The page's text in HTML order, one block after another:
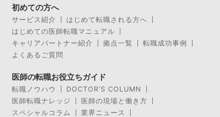
初めての方へ
サービス紹介
はじめて転職される方へ
はじめての医師転職マニュアル
キャリアパートナー紹介
拠点一覧
転職成功事例
よくあるご質問
医師の転職お役立ちガイド
転職ノウハウ
DOCTOR’S COLUMN
医師転職ナレッジ
医師の現場と働き方
スペシャルコラム
業界ニュース